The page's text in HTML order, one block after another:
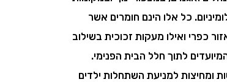
כל אלו הינם חומרים אשר
כפרי ואילו מעקות זכוכית בשילוב
לתוך חלל הבית הפנימי.
ומחיצות למניעת השתחלות ילדים